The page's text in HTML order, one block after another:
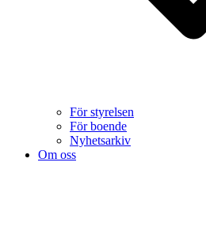
För styrelsen
För boende
Nyhetsarkiv
Om oss